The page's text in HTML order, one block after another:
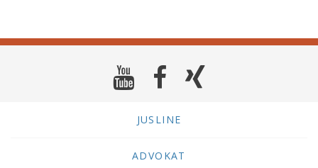
JUSLINE
ADVOKAT